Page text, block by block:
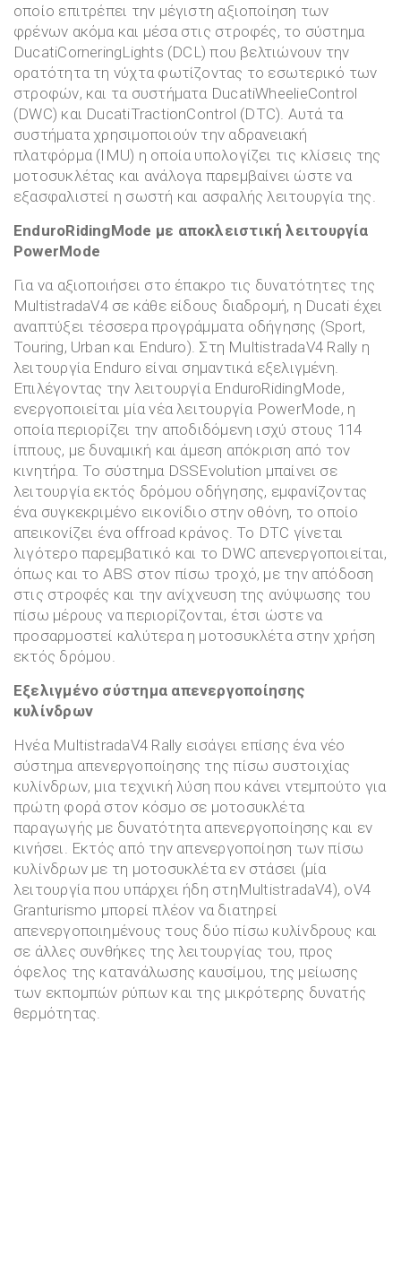
οποίο επιτρέπει την μέγιστη αξιοποίηση των
φρένων ακόμα και μέσα στις στροφές, το σύστημα
DucatiCorneringLights (DCL) που βελτιώνουν την
ορατότητα τη νύχτα φωτίζοντας το εσωτερικό των
στροφών, και τα συστήματα DucatiWheelieControl
(DWC) και DucatiTractionControl (DTC). Αυτά τα
συστήματα χρησιμοποιούν την αδρανειακή
πλατφόρμα (IMU) η οποία υπολογίζει τις κλίσεις της
μοτοσυκλέτας και ανάλογα παρεμβαίνει ώστε να
εξασφαλιστεί η σωστή και ασφαλής λειτουργία της.
EnduroRidingMode με αποκλειστική λειτουργία
PowerMode
Για να αξιοποιήσει στο έπακρο τις δυνατότητες της
MultistradaV4 σε κάθε είδους διαδρομή, η Ducati έχει
αναπτύξει τέσσερα προγράμματα οδήγησης (Sport,
Touring, Urban και Enduro). Στη MultistradaV4 Rally η
λειτουργία Enduro είναι σημαντικά εξελιγμένη.
Επιλέγοντας την λειτουργία EnduroRidingMode,
ενεργοποιείται μία νέα λειτουργία PowerMode, η
οποία περιορίζει την αποδιδόμενη ισχύ στους 114
ίππους, με δυναμική και άμεση απόκριση από τον
κινητήρα. Το σύστημα DSSEvolution μπαίνει σε
λειτουργία εκτός δρόμου οδήγησης, εμφανίζοντας
ένα συγκεκριμένο εικονίδιο στην οθόνη, το οποίο
απεικονίζει ένα offroad κράνος. Το DTC γίνεται
λιγότερο παρεμβατικό και το DWC απενεργοποιείται,
όπως και το ABS στον πίσω τροχό, με την απόδοση
στις στροφές και την ανίχνευση της ανύψωσης του
πίσω μέρους να περιορίζονται, έτσι ώστε να
προσαρμοστεί καλύτερα η μοτοσυκλέτα στην χρήση
εκτός δρόμου.
Εξελιγμένo σύστημα απενεργοποίησης
κυλίνδρων
Ηνέα MultistradaV4 Rally εισάγει επίσης ένα νέο
σύστημα απενεργοποίησης της πίσω συστοιχίας
κυλίνδρων, μια τεχνική λύση που κάνει ντεμπούτο για
πρώτη φορά στον κόσμο σε μοτοσυκλέτα
παραγωγής με δυνατότητα απενεργοποίησης και εν
κινήσει. Εκτός από την απενεργοποίηση των πίσω
κυλίνδρων με τη μοτοσυκλέτα εν στάσει (μία
λειτουργία που υπάρχει ήδη στηMultistradaV4), oV4
Granturismo μπορεί πλέον να διατηρεί
απενεργοποιημένους τους δύο πίσω κυλίνδρους και
σε άλλες συνθήκες της λειτουργίας του, προς
όφελος της κατανάλωσης καυσίμου, της μείωσης
των εκπομπών ρύπων και της μικρότερης δυνατής
θερμότητας.